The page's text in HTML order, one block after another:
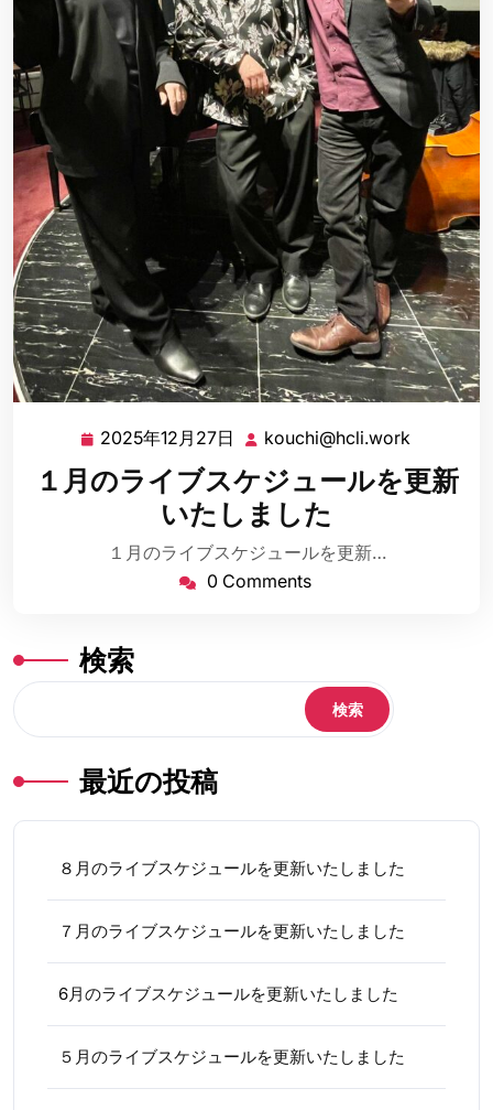
2025年12月27日 2025
年
12
月
27
kouchi@hcli.work
１月のライブスケジュールを更新
いたしました
１月のライブスケジュールを更新…
0 Comments
検索
検索
最近の投稿
８月のライブスケジュールを更新いたしました
７月のライブスケジュールを更新いたしました
6月のライブスケジュールを更新いたしました
５月のライブスケジュールを更新いたしました